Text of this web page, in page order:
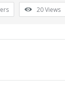
20Views